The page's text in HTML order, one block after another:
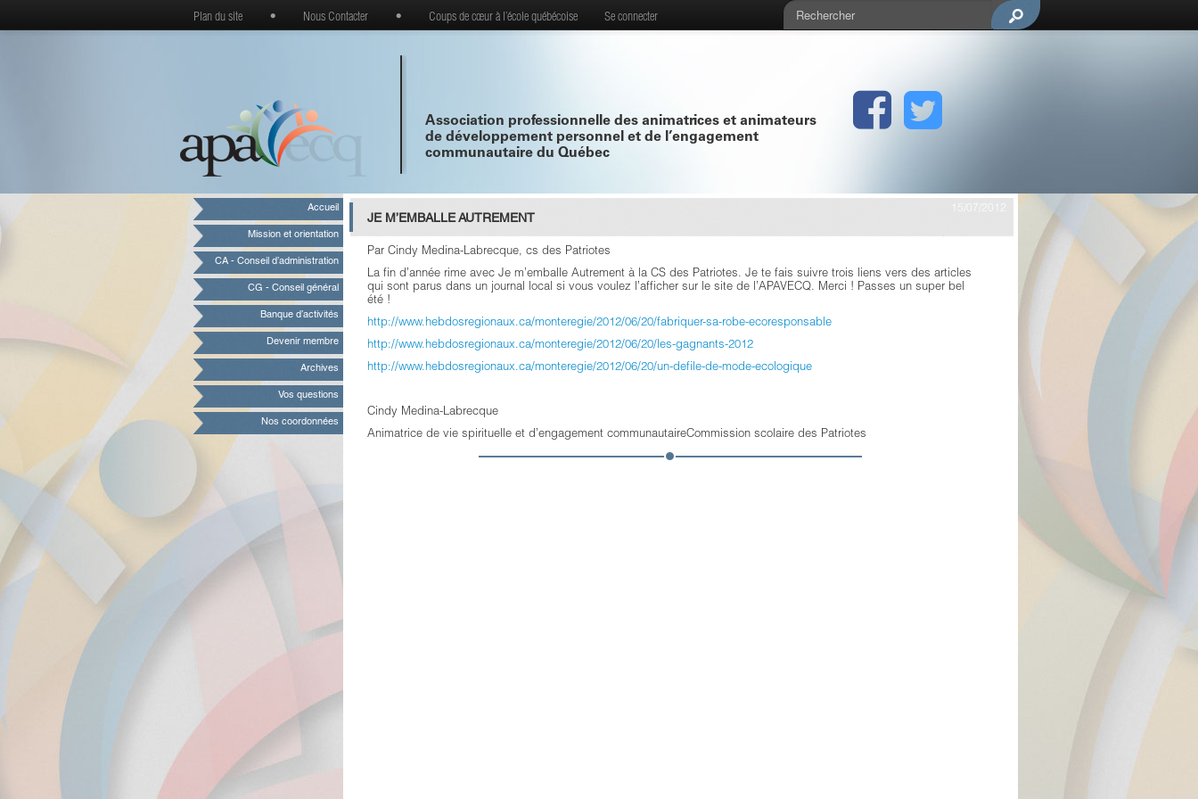
Plan du site • Nous Contacter • Coups de cœur à l’école québécoise Se connecter
Association professionnelle des animatrices et animateurs
de développement personnel et de l’engagement
communautaire du Québec
Accueil
Mission et orientation
CA - Conseil d’administration
CG - Conseil général
Banque d’activités
Devenir membre
Archives
Vos questions
Nos coordonnées
JE M’EMBALLE AUTREMENT
Par Cindy Medina-Labrecque, cs des Patriotes
La fin d’année rime avec Je m’emballe Autrement à la CS des Patriotes. Je te fais suivre trois liens vers des articles
qui sont parus dans un journal local si vous voulez l’afficher sur le site de l’APAVECQ. Merci ! Passes un super bel
été !
http://www.hebdosregionaux.ca/monteregie/2012/06/20/fabriquer-sa-robe-ecoresponsable
http://www.hebdosregionaux.ca/monteregie/2012/06/20/les-gagnants-2012
http://www.hebdosregionaux.ca/monteregie/2012/06/20/un-defile-de-mode-ecologique
Cindy Medina-Labrecque
Animatrice de vie spirituelle et d’engagement communautaireCommission scolaire des Patriotes